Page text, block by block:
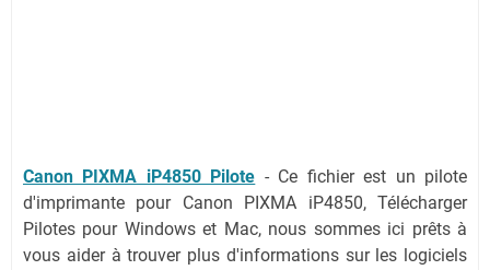
Canon PIXMA iP4850 Pilote - Ce fichier est un pilote
d'imprimante pour Canon PIXMA iP4850, Télécharger
Pilotes pour Windows et Mac, nous sommes ici prêts à
vous aider à trouver plus d'informations sur les logiciels